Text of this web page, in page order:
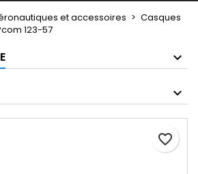
et accessoires
Casques
123-57
favorite_border